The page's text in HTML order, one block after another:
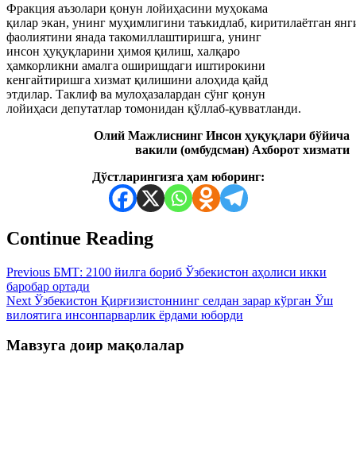
Фракция аъзолари қонун лойиҳасини муҳокама
қилар экан, унинг муҳимлигини таъкидлаб, киритилаётган
фаолиятини янада такомиллаштиришга, унинг
инсон ҳуқуқларини ҳимоя қилиш, халқаро
ҳамкорликни амалга оширишдаги иштирокини
кенгайтиришга хизмат қилишини алоҳида қайд
этдилар. Таклиф ва мулоҳазалардан сўнг қонун
лойиҳаси депутатлар томонидан қўллаб-қувватланди.
Олий Мажлиснинг Инсон ҳуқуқлари бўйича
вакили (омбудсман) Ахборот хизмати
Дўстларингизга ҳам юборинг:
Continue Reading
Previous БМТ: 2100 йилга бориб Ўзбекистон аҳолиси икки
баробар ортади
Next Ўзбекистон Қирғизистоннинг селдан зарар кўрган Ўш
вилоятига инсонпарварлик ёрдами юборди
Мавзуга доир мақолалар